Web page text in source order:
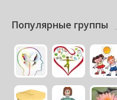
Популярные группы